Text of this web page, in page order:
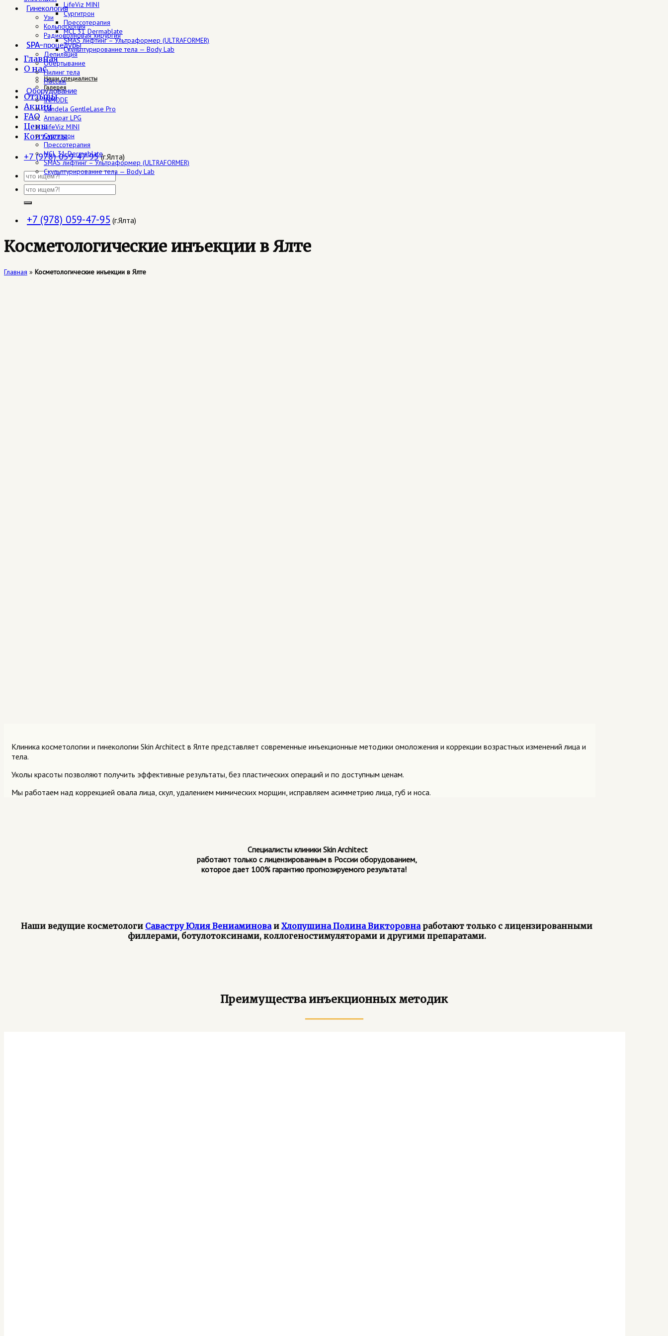
LifeViz MINI
Сургитрон
Прессотерапия
MCL 31 Dermablate
SMAS лифтинг – Ультраформер (ULTRAFORMER)
Скульптурирование тела — Body Lab
Главная
О нас
Наши специалисты
Галерея
Отзывы
Акции
FAQ
Цены
Контакты
+7 (978) 059-47-95(г.Ялта)
Гинекология
Узи
Кольпоскопия
Радиоволновая хирургия
SPA-процедуры
Депиляция
Обертывание
Пилинг тела
Массаж
Оборудование
INMODE
Candela GentleLase Pro
Аппарат LPG
LifeViz MINI
Сургитрон
Прессотерапия
MCL 31 Dermablate
SMAS лифтинг – Ультраформер (ULTRAFORMER)
Скульптурирование тела — Body Lab
+7 (978) 059-47-95 (г.Ялта)
Косметологические инъекции в Ялте
Главная » Косметологические инъекции в Ялте
Клиника косметологии и гинекологии Skin Architect в Ялте представляет современные инъекционные методики омоложения и коррекции возрастных изменений лица и
тела.
Уколы красоты позволяют получить эффективные результаты, без пластических операций и по доступным ценам.
Мы работаем над коррекцией овала лица, скул, удалением мимических морщин, исправляем асимметрию лица, губ и носа.
Специалисты клиники Skin Architect
работают только с лицензированным в России оборудованием,
которое дает 100% гарантию прогнозируемого результата!
Наши ведущие косметологи Савастру Юлия Вениаминоваи Хлопушина Полина Викторовнаработают только с лицензированными
филлерами, ботулотоксинами, коллогеностимуляторами и другими препаратами.
Преимущества инъекционных методик
_________